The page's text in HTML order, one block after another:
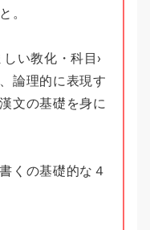
。
い教化・科目›
論理的に表現す
文の基礎を身に
くの基礎的な４